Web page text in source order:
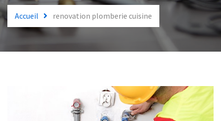
Accueil renovation plomberie cuisine